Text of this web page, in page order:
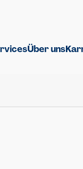
Über uns